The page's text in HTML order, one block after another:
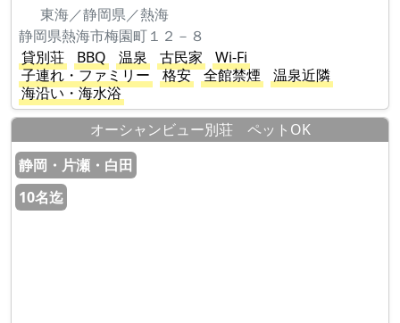
東海／静岡県／熱海
静岡県熱海市梅園町１２－８
貸別荘
BBQ 温泉 古民家
Wi-Fi
子連れ・ファミリー
格安 全館禁煙
温泉近隣
海沿い・海水浴
オーシャンビュー別荘 ペットOK
静岡・片瀬・白田
10名迄